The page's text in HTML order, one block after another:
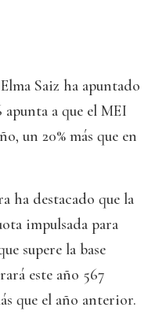
Saiz ha apuntado
a que el MEI
un 20% más que en
ha destacado que la
impulsada para
supere la base
este año 567
que el año anterior.